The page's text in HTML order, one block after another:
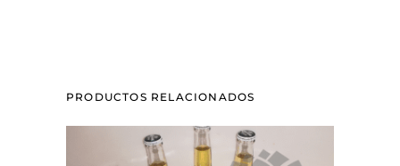
PRODUCTOS RELACIONADOS